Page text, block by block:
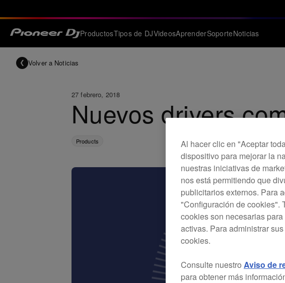
ProductosTipos de DJVideosAprenderSoporteNoticias
Volver a Noticias
27 febrero, 2018
Nuevos drivers
Products
Al hacer clic en "Aceptar
dispositivo para mejorar la
nuestras iniciativas de
nos está permitiendo que
publicitarios externos. Para
"Configuración de cookies".
cookies son necesarias
activas. Para administrar
cookies.
Consulte nuestro Aviso de
para obtener más